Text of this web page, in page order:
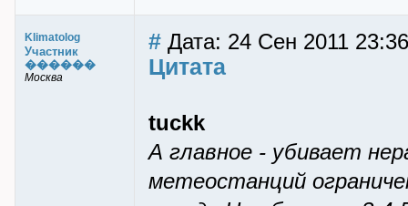
Klimatolog
Участник
������
Москва
# Дата: 24 Сен 2011 23:36
Цитата
tuckk
А главное - убивает
метеостанций